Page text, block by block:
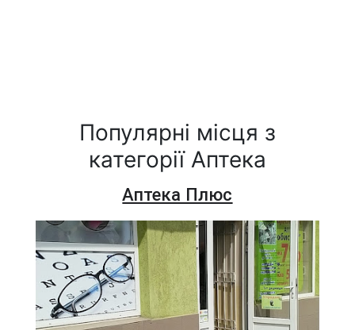
Популярні місця з
категорії Аптека
Аптека Плюс